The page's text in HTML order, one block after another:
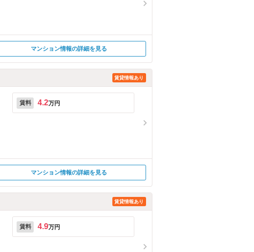
マンション情報の詳細を見る
賃貸情報あり
賃料 4.2万円
マンション情報の詳細を見る
賃貸情報あり
賃料 4.9万円